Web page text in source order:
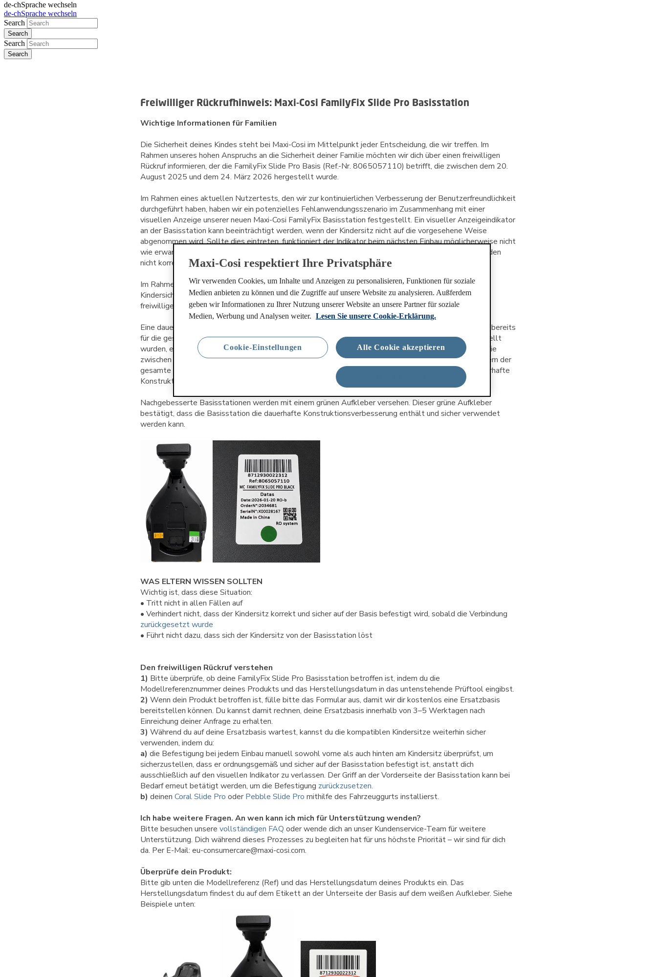
de-chSprache wechseln
de-chSprache wechseln
Search
Search
Freiwilliger Rückrufhinweis: Maxi-Cosi FamilyFix Slide Pro Basisstation
Wichtige Informationen für Familien
Die Sicherheit deines Kindes steht bei Maxi-Cosi im Mittelpunkt jeder Entscheidung, die wir treffen. Im
Rahmen unseres hohen Anspruchs an die Sicherheit deiner Familie möchten wir dich über einen freiwilligen
Rückruf informieren, der die FamilyFix Slide Pro Basis (Ref.-Nr. 8065057110) betrifft, die zwischen dem 20.
Im Rahmen eines aktuellen Nutzertests, den wir zur kontinuierlichen Verbesserung der Benutzerfreundlichkeit
durchgeführt haben, haben wir ein potenzielles Fehlanwendungsszenario im Zusammenhang mit einer
visuellen Anzeige unserer neuen Maxi-Cosi FamilyFix Basisstation festgestellt. Ein visueller Anzeigeindikator
an der Basisstation kann beeinträchtigt werden, wenn der Kindersitz nicht auf die vorgesehene Weise
abgenommen wird. Sollte dies eintreten, funktioniert der Indikator beim nächsten Einbau möglicherweise nicht
wie erwartet. Das bedeutet, dass der Indikator zwar grün anzeigt, der Kindersitz jedoch unter Umständen
nicht korrekt mit der Basisstation verbunden ist.
Im Rahmen unseres kontinuierlichen Engagements für die höchstmöglichen Standards in Bezug auf
Kindersicherheit, Produktqualität und Benutzerfreundlichkeit haben wir aus besonderer Vorsicht einen
freiwilligen Produktrückruf eingeleitet.
Eine dauerhafte Konstruktionsverbesserung zur Vermeidung dieser potenziellen Fehlbedienung wurde bereits
für die gesamte künftige Produktion umgesetzt. Basisstationen, die nach dem 24. März 2026 hergestellt
wurden, enthalten diese Konstruktionsverbesserung bereits und sind nicht betroffen. Basisstationen, die
zwischen dem 20. August 2025 und dem 24. März 2026 hergestellt wurden, wurden aktualisiert, indem der
gesamte obere Teil der Basisstation durch eine neu gefertigte Baugruppe ersetzt wurde, die die dauerhafte
Konstruktionsverbesserung enthält.
Nachgebesserte Basisstationen werden mit einem grünen Aufkleber versehen. Dieser grüne Aufkleber
bestätigt, dass die Basisstation die dauerhafte Konstruktionsverbesserung enthält und sicher verwendet
werden kann.
WAS ELTERN WISSEN SOLLTEN
Wichtig ist, dass diese Situation:
• Tritt nicht in allen Fällen auf
• Verhindert nicht, dass der Kindersitz korrekt und sicher auf der Basis befestigt wird, sobald die Verbindung
zurückgesetzt wurde
• Führt nicht dazu, dass sich der Kindersitz von der Basisstation löst
Den freiwilligen Rückruf verstehen
1) Bitte überprüfe, ob deine FamilyFix Slide Pro Basisstation betroffen ist, indem du die
Modellreferenznummer deines Produkts und das Herstellungsdatum in das untenstehende Prüftool eingibst.
2) Wenn dein Produkt betroffen ist, fülle bitte das Formular aus, damit wir dir kostenlos eine Ersatzbasis
bereitstellen können. Du kannst damit rechnen, deine Ersatzbasis innerhalb von 3–5 Werktagen nach
Einreichung deiner Anfrage zu erhalten.
3) Während du auf deine Ersatzbasis wartest, kannst du die kompatiblen Kindersitze weiterhin sicher
verwenden, indem du:
a) die Befestigung bei jedem Einbau manuell sowohl vorne als auch hinten am Kindersitz überprüfst, um
sicherzustellen, dass er ordnungsgemäß und sicher auf der Basisstation befestigt ist, anstatt dich
ausschließlich auf den visuellen Indikator zu verlassen. Der Griff an der Vorderseite der Basisstation kann bei
Bedarf erneut betätigt werden, um die Befestigung zurückzusetzen.
b) deinen Coral Slide Pro oder Pebble Slide Pro mithilfe des Fahrzeuggurts installierst.
Ich habe weitere Fragen. An wen kann ich mich für Unterstützung wenden?
Bitte besuchen unsere vollständigen FAQ oder wende dich an unser Kundenservice-Team für weitere
Unterstützung. Dich während dieses Prozesses zu begleiten hat für uns höchste Priorität – wir sind für dich
da. Per E-Mail: eu-consumercare@maxi-cosi.com.
Überprüfe dein Produkt:
Bitte gib unten die Modellreferenz (Ref) und das Herstellungsdatum deines Produkts ein. Das
Herstellungsdatum findest du auf dem Etikett an der Unterseite der Basis auf dem weißen Aufkleber. Siehe
Beispiele unten:
Maxi-Cosi respektiert Ihre Privatsphäre
Wir verwenden Cookies, um Inhalte und Anzeigen zu personalisieren, Funktionen für soziale
Medien anbieten zu können und die Zugriffe auf unsere Website zu analysieren. Außferdem
geben wir Informationen zu Ihrer Nutzung unserer Website an unsere Partner für soziale
Medien, Werbung und Analysen weiter. Lesen Sie unsere Cookie-Erklärung.
Alle Cookie akzeptieren
Cookie-Einstellungen